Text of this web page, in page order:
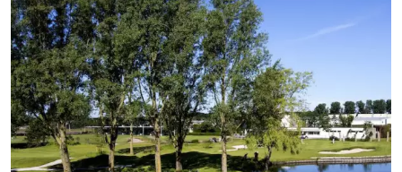
Zee
Zuid-
Kennermerland
Amsterdam
-
Haarlem
-
Zandvoort
Südholland
-